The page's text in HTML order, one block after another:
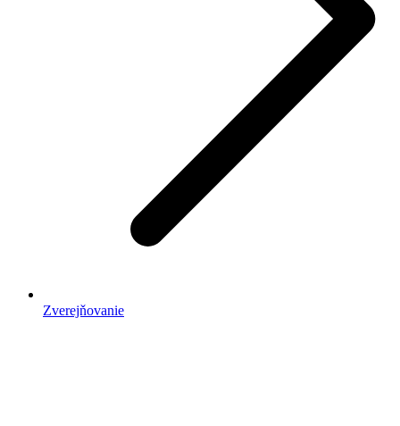
Zverejňovanie